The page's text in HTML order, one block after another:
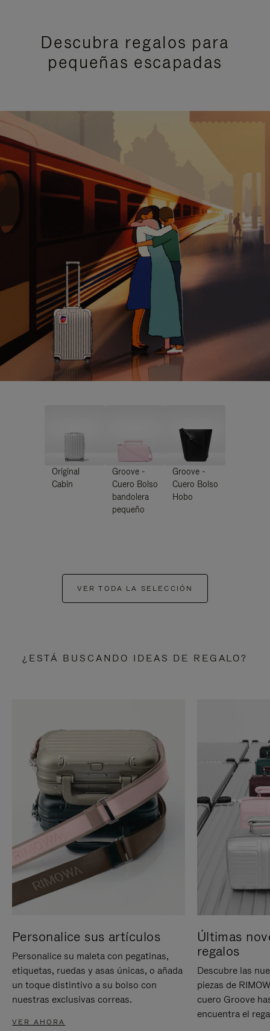
Descubra regalos para
pequeñas escapadas
Original
Cabin
Groove -
Cuero Bolso
bandolera
pequeño
Groove -
Cuero Bolso
Hobo
VER TODA LA SELECCIÓN
¿ESTÁ BUSCANDO IDEAS DE REGALO?
Personalice sus artículos
Personalice su maleta con pegatinas,
etiquetas, ruedas y asas únicas, o añada
un toque distintivo a su bolso con
nuestras exclusivas correas.
VER AHORA
Últimas
regalos
Descubre las
piezas de
cuero Groove
encuentra el